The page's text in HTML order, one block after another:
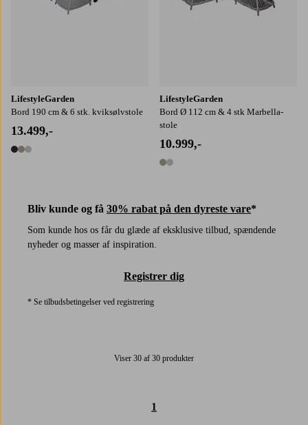
LifestyleGarden
Bord 190 cm & 6 stk. kviksølvstole
13.499,-
3 farver
Bliv kunde og få 30% rabat på den dyreste vare*
Som kunde hos os får du glæde af eksklusive tilbud, spændende
nyheder og masser af inspiration.
Registrer dig
* Se tilbudsbetingelser ved registrering
LifestyleGarden
Bord Ø 112 cm & 4 stk Marbella-
stole
10.999,-
2 farver
Viser 30 af 30 produkter
1